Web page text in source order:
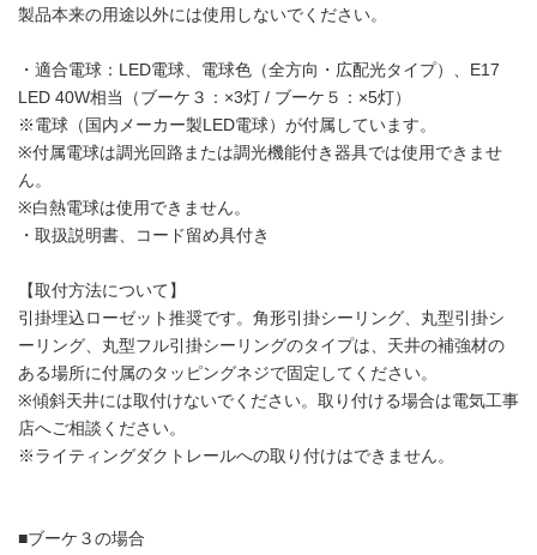
製品本来の用途以外には使用しないでください。
・適合電球：LED電球、電球色（全方向・広配光タイプ）、E17
LED 40W相当（ブーケ３：×3灯 / ブーケ５：×5灯）
※電球（国内メーカー製LED電球）が付属しています。
※付属電球は調光回路または調光機能付き器具では使用できませ
ん。
※白熱電球は使用できません。
・取扱説明書、コード留め具付き
【取付方法について】
引掛埋込ローゼット推奨です。角形引掛シーリング、丸型引掛シ
ーリング、丸型フル引掛シーリングのタイプは、天井の補強材の
ある場所に付属のタッピングネジで固定してください。
※傾斜天井には取付けないでください。取り付ける場合は電気工事
店へご相談ください。
※ライティングダクトレールへの取り付けはできません。
■ブーケ３の場合